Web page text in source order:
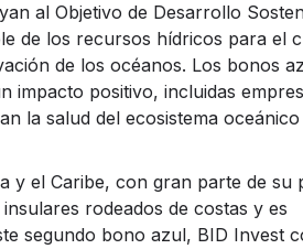
al Objetivo de Desarrollo
de los recursos hídricos para el
de los océanos. Los bonos
impacto positivo, incluidas
la salud del ecosistema
y el Caribe, con gran parte de su
rodeados de costas y es
segundo bono azul, BID Invest